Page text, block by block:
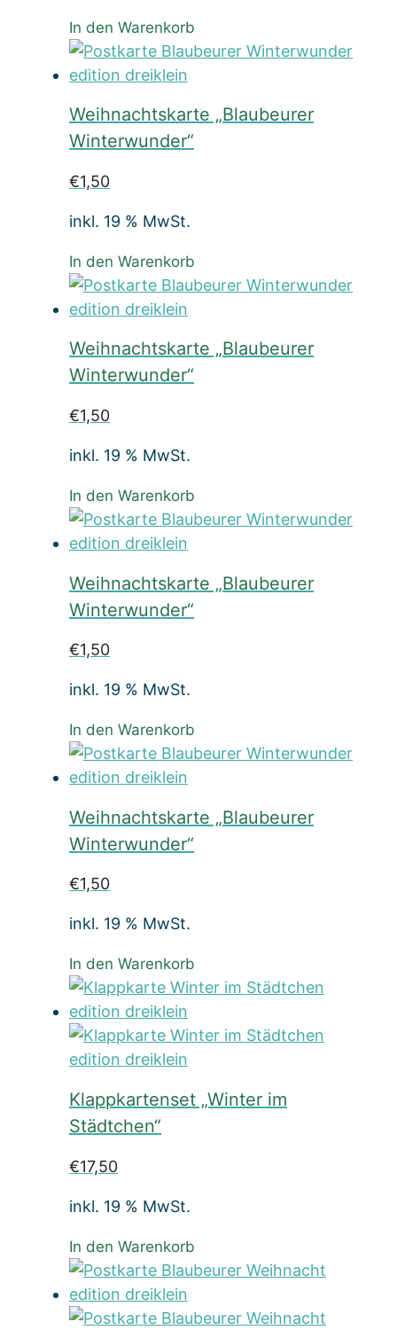
In den Warenkorb
Weihnachtskarte „Blaubeurer
Winterwunder“
€1,50
inkl. 19 % MwSt.
In den Warenkorb
Weihnachtskarte „Blaubeurer
Winterwunder“
€1,50
inkl. 19 % MwSt.
In den Warenkorb
Weihnachtskarte „Blaubeurer
Winterwunder“
€1,50
inkl. 19 % MwSt.
In den Warenkorb
Weihnachtskarte „Blaubeurer
Winterwunder“
€1,50
inkl. 19 % MwSt.
In den Warenkorb
Klappkartenset „Winter im
Städtchen“
€17,50
inkl. 19 % MwSt.
In den Warenkorb